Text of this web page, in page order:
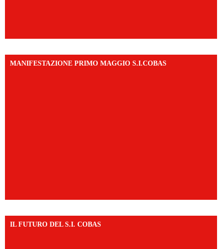
MANIFESTAZIONE PRIMO MAGGIO S.I.COBAS
IL FUTURO DEL S.I. COBAS